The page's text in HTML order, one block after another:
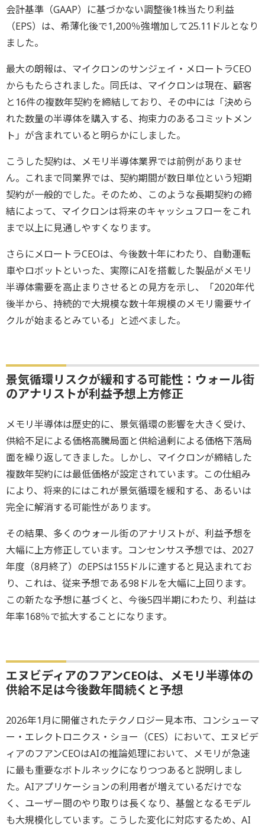
会計基準（GAAP）に基づかない調整後1株当たり利益
（EPS）は、希薄化後で1,200％強増加して25.11ドルとなり
ました。
最大の朗報は、マイクロンのサンジェイ・メロートラCEO
からもたらされました。同氏は、マイクロンは現在、顧客
と16件の複数年契約を締結しており、その中には「決めら
れた数量の半導体を購入する、拘束力のあるコミットメン
ト」が含まれていると明らかにしました。
こうした契約は、メモリ半導体業界では前例がありませ
ん。これまで同業界では、契約期間が数日単位という短期
契約が一般的でした。そのため、このような長期契約の締
結によって、マイクロンは将来のキャッシュフローをこれ
まで以上に見通しやすくなります。
さらにメロートラCEOは、今後数十年にわたり、自動運転
車やロボットといった、実際にAIを搭載した製品がメモリ
半導体需要を高止まりさせるとの見方を示し、「2020年代
後半から、持続的で大規模な数十年規模のメモリ需要サイ
クルが始まるとみている」と述べました。
景気循環リスクが緩和する可能性：ウォール街
のアナリストが利益予想上方修正
メモリ半導体は歴史的に、景気循環の影響を大きく受け、
供給不足による価格高騰局面と供給過剰による価格下落局
面を繰り返してきました。しかし、マイクロンが締結した
複数年契約には最低価格が設定されています。この仕組み
により、将来的にはこれが景気循環を緩和する、あるいは
完全に解消する可能性があります。
その結果、多くのウォール街のアナリストが、利益予想を
大幅に上方修正しています。コンセンサス予想では、2027
年度（8月終了）のEPSは155ドルに達すると見込まれてお
り、これは、従来予想である98ドルを大幅に上回ります。
この新たな予想に基づくと、今後5四半期にわたり、利益は
年率168％で拡大することになります。
エヌビディアのフアンCEOは、メモリ半導体の
供給不足は今後数年間続くと予想
2026年1月に開催されたテクノロジー見本市、コンシューマ
ー・エレクトロニクス・ショー（CES）において、エヌビデ
ィアのフアンCEOはAIの推論処理において、メモリが急速
に最も重要なボトルネックになりつつあると説明しまし
た。AIアプリケーションの利用者が増えているだけでな
く、ユーザー間のやり取りは長くなり、基盤となるモデル
も大規模化しています。こうした変化に対応するため、AI